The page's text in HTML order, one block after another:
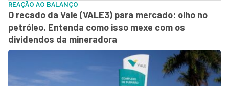
REAÇÃO AO BALANÇO
O recado da Vale (VALE3) para mercado: olho no
petróleo. Entenda como isso mexe com os
dividendos da mineradora